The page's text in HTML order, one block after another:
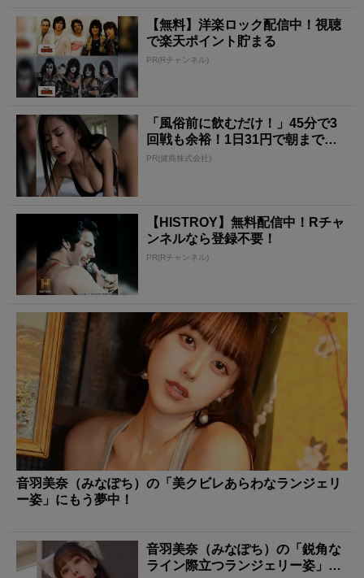
【無料】洋楽ロック配信中！視聴
で楽天ポイント貯まる
PR(Rチャンネル)
「風俗前に飲むだけ！」45分で3
回戦も余裕！1日31円で朝まで絶
好調
PR(健商株式会社)
【HISTROY】無料配信中！Rチャ
ンネルなら登録不要！
PR(Rチャンネル)
音羽美奈（みなぽち）の「美クビレあらわなランジェリ
ー姿」にもう夢中！
音羽美奈（みなぽち）の「鋭角な
ライン際立つランジェリー姿」に